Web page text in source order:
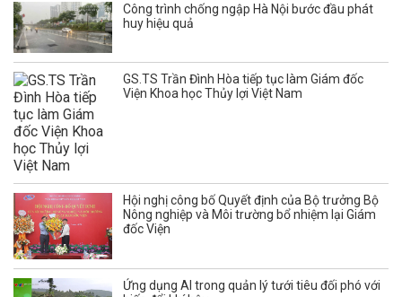
Công trình chống ngập Hà Nội bước đầu phát
huy hiệu quả
GS.TS Trần Đình Hòa tiếp tục làm Giám đốc
Viện Khoa học Thủy lợi Việt Nam
Hội nghị công bố Quyết định của Bộ trưởng Bộ
Nông nghiệp và Môi trường bổ nhiệm lại Giám
đốc Viện
Ứng dụng AI trong quản lý tưới tiêu đối phó với